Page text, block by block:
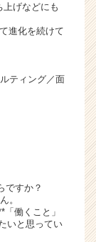
げなどにも
進化を続けて
ティング／面
ですか？
。
働くこと」
いと思ってい